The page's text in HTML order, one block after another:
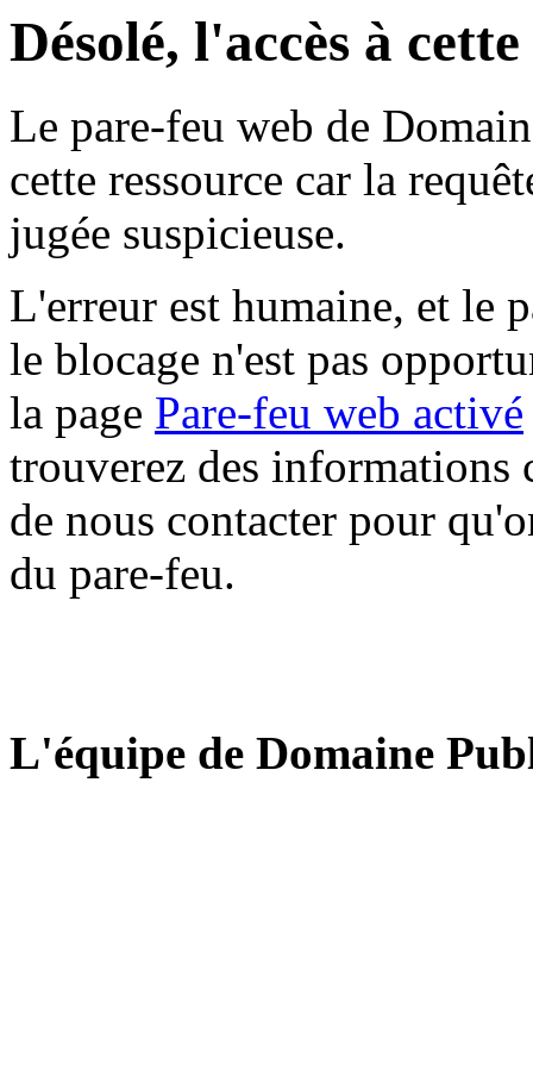
Désolé, l'accès à
Le pare-feu web de
cette ressource car la
jugée suspicieuse.
L'erreur est humaine, et le
le blocage n'est pas
la page Pare-feu web activé
trouverez des informations
de nous contacter pour
du pare-feu.
L'équipe de Domaine